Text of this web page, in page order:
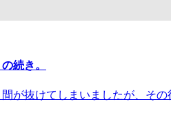
続き。
が抜けてしまいましたが、そ